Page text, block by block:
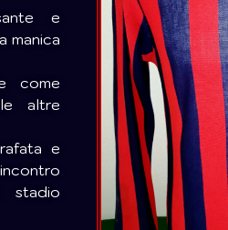
e
manica
come
altre
e
stadio